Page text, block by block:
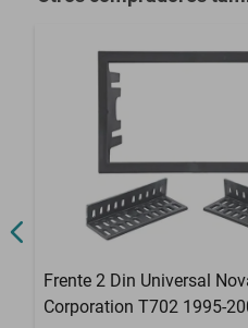
Frente 2 Din Universal
Corporation T702 1995-